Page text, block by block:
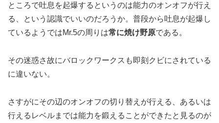
ところで吐息を起爆するというのは能力のオンオフが行え
る、という認識でいいのだろうか。普段から吐息が起爆し
ているようではMr.5の周りは常に焼け野原である。
その迷惑さ故にバロックワークスも即刻クビにされている
に違いない。
さすがにその辺のオンオフの切り替えが行える、あるいは
行えるレベルまでは能力を鍛えることができたと見るのが